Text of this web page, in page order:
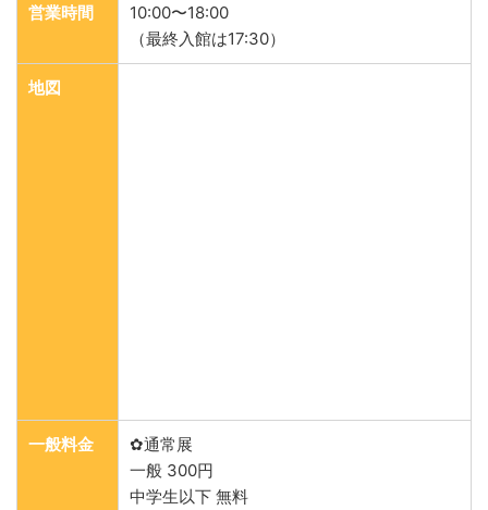
営業時間
10:00〜18:00
（最終入館は17:30）
地図
一般料金
✿通常展
一般 300円
中学生以下 無料